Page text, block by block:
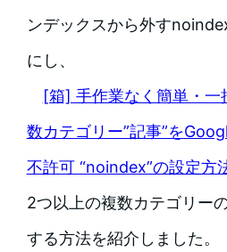
ンデックスから外す
にし、
[箱] 手作業なく簡単・一
数カテゴリー”記事”を
不許可 “noindex”の設定方
2つ以上の複数カテゴリー
する方法を紹介しました。